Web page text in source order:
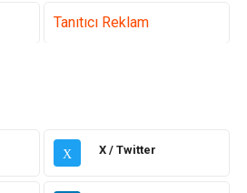
Tanıtıcı Reklam
Hukuk
X X / Twitter